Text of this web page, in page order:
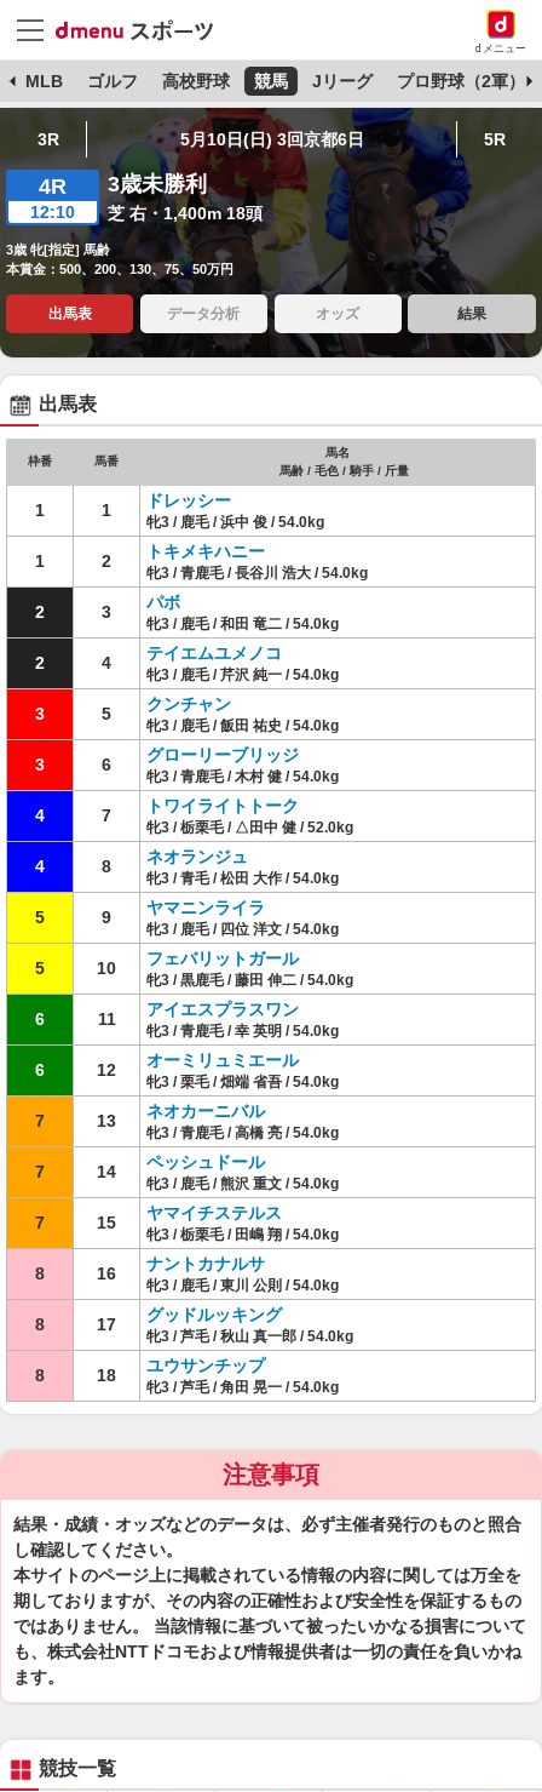
dメニュー
MLB ゴルフ 高校野球 競馬 Jリーグ プロ野球（2軍）
3R 5月10日(日) 3回京都6日 5R
4R
12:10
3歳未勝利
芝 右・1,400m 18頭
3歳 牝[指定] 馬齢
本賞金：500、200、130、75、50万円
出馬表 データ分析 オッズ 結果
出馬表
枠番 馬番
馬名
馬齢 / 毛色 / 騎手 / 斤量
1 1 ドレッシー
牝3 / 鹿毛 / 浜中 俊 / 54.0kg
1 2 トキメキハニー
牝3 / 青鹿毛 / 長谷川 浩大 / 54.0kg
2 3 パボ
牝3 / 鹿毛 / 和田 竜二 / 54.0kg
2 4 テイエムユメノコ
牝3 / 鹿毛 / 芹沢 純一 / 54.0kg
3 5 クンチャン
牝3 / 鹿毛 / 飯田 祐史 / 54.0kg
3 6 グローリーブリッジ
牝3 / 青鹿毛 / 木村 健 / 54.0kg
4 7 トワイライトトーク
牝3 / 栃栗毛 / △田中 健 / 52.0kg
4 8 ネオランジュ
牝3 / 青毛 / 松田 大作 / 54.0kg
5 9 ヤマニンライラ
牝3 / 鹿毛 / 四位 洋文 / 54.0kg
5 10 フェバリットガール
牝3 / 黒鹿毛 / 藤田 伸二 / 54.0kg
6 11 アイエスプラスワン
牝3 / 青鹿毛 / 幸 英明 / 54.0kg
6 12 オーミリュミエール
牝3 / 栗毛 / 畑端 省吾 / 54.0kg
7 13 ネオカーニバル
牝3 / 青鹿毛 / 高橋 亮 / 54.0kg
7 14 ペッシュドール
牝3 / 鹿毛 / 熊沢 重文 / 54.0kg
7 15 ヤマイチステルス
牝3 / 栃栗毛 / 田嶋 翔 / 54.0kg
8 16 ナントカナルサ
牝3 / 鹿毛 / 東川 公則 / 54.0kg
8 17 グッドルッキング
牝3 / 芦毛 / 秋山 真一郎 / 54.0kg
8 18 ユウサンチップ
牝3 / 芦毛 / 角田 晃一 / 54.0kg
注意事項
結果・成績・オッズなどのデータは、必ず主催者発行のものと照合
し確認してください。
本サイトのページ上に掲載されている情報の内容に関しては万全を
期しておりますが、その内容の正確性および安全性を保証するもの
ではありません。 当該情報に基づいて被ったいかなる損害について
も、株式会社NTTドコモおよび情報提供者は一切の責任を負いかね
ます。
競技一覧